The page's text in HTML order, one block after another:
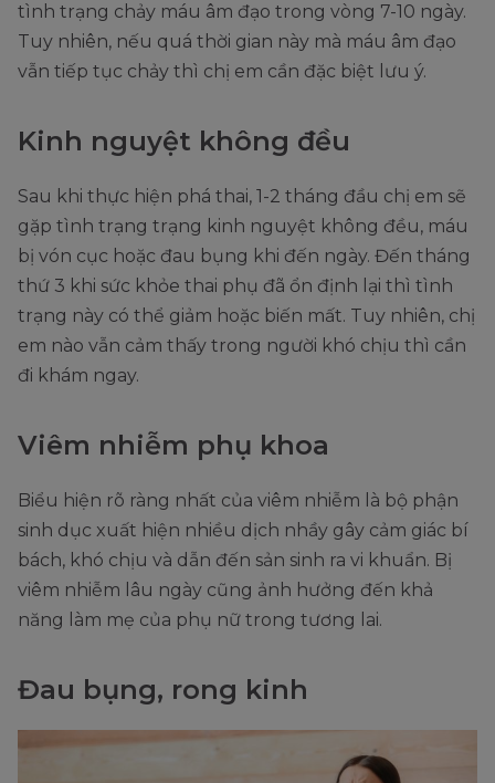
tình trạng chảy máu âm đạo trong vòng 7-10 ngày.
Tuy nhiên, nếu quá thời gian này mà máu âm đạo
vẫn tiếp tục chảy thì chị em cần đặc biệt lưu ý.
Kinh nguyệt không đều
Sau khi thực hiện phá thai, 1-2 tháng đầu chị em sẽ
gặp tình trạng trạng kinh nguyệt không đều, máu
bị vón cục hoặc đau bụng khi đến ngày. Đến tháng
thứ 3 khi sức khỏe thai phụ đã ổn định lại thì tình
trạng này có thể giảm hoặc biến mất. Tuy nhiên, chị
em nào vẫn cảm thấy trong người khó chịu thì cần
đi khám ngay.
Viêm nhiễm phụ khoa
Biểu hiện rõ ràng nhất của viêm nhiễm là bộ phận
sinh dục xuất hiện nhiều dịch nhầy gây cảm giác bí
bách, khó chịu và dẫn đến sản sinh ra vi khuẩn. Bị
viêm nhiễm lâu ngày cũng ảnh hưởng đến khả
năng làm mẹ của phụ nữ trong tương lai.
Đau bụng, rong kinh